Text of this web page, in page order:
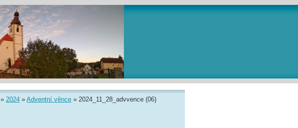
» 2024 » Adventní věnce » 2024_11_28_advvence (06)